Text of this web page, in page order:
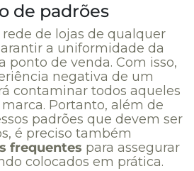
de padrões
de lojas de qualquer
a uniformidade da
ponto de venda. Com isso,
negativa de um
contaminar todos aqueles
Portanto, além de
padrões que devem ser
é preciso também
frequentes para assegurar
colocados em prática.